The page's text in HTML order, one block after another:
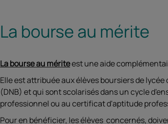
La bourse au mérite
La bourse au mériteest une aide
Elle est attribuée aux élèves boursiers de
(DNB) et qui sont scolarisés dans un cycle
professionnel ou au certificat d'aptitude
Pour en bénéficier, les élèves concernés,